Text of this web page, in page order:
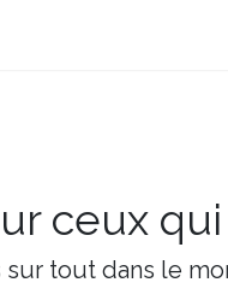
ceux
tout dans le